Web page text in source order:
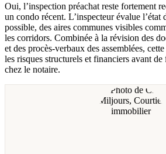
Oui, l’inspection préachat reste fortement
un condo récent. L’inspecteur évalue l’état
possible, des aires communes visibles
les corridors. Combinée à la révision des
et des procès-verbaux des assemblées,
les risques structurels et financiers avant
chez le notaire.